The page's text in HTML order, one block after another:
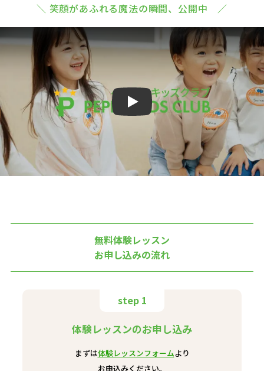
＼ 笑顔があふれる魔法の瞬間、公開中 ／
Play
無料体験レッスン
お申し込みの流れ
step 1
体験レッスンのお申し込み
まずは体験レッスンフォームより
お申込みください。